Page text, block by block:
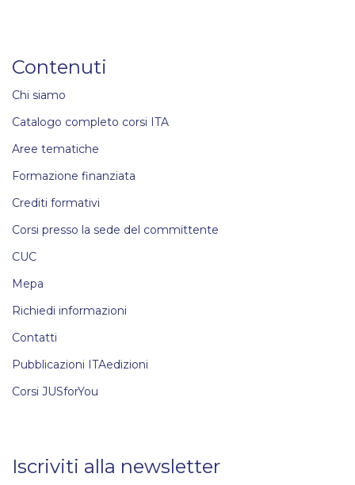
Contenuti
Chi siamo
Catalogo completo corsi ITA
Aree tematiche
Formazione finanziata
Crediti formativi
Corsi presso la sede del committente
CUC
Mepa
Richiedi informazioni
Contatti
Pubblicazioni ITAedizioni
Corsi JUSforYou
Iscriviti alla newsletter